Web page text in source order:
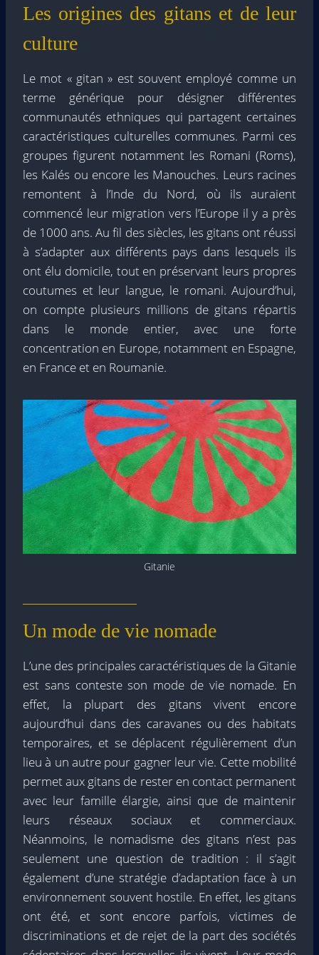
Les origines des gitans et de leur
culture
Le mot « gitan » est souvent employé comme un
terme générique pour désigner différentes
communautés ethniques qui partagent certaines
caractéristiques culturelles communes. Parmi ces
groupes figurent notamment les Romani (Roms),
les Kalés ou encore les Manouches. Leurs racines
remontent à l’Inde du Nord, où ils auraient
commencé leur migration vers l’Europe il y a près
de 1000 ans. Au fil des siècles, les gitans ont réussi
à s’adapter aux différents pays dans lesquels ils
ont élu domicile, tout en préservant leurs propres
coutumes et leur langue, le romani. Aujourd’hui,
on compte plusieurs millions de gitans répartis
dans le monde entier, avec une forte
concentration en Europe, notamment en Espagne,
en France et en Roumanie.
Gitanie
Un mode de vie nomade
L’une des principales caractéristiques de la Gitanie
est sans conteste son mode de vie nomade. En
effet, la plupart des gitans vivent encore
aujourd’hui dans des caravanes ou des habitats
temporaires, et se déplacent régulièrement d’un
lieu à un autre pour gagner leur vie. Cette mobilité
permet aux gitans de rester en contact permanent
avec leur famille élargie, ainsi que de maintenir
leurs réseaux sociaux et commerciaux.
Néanmoins, le nomadisme des gitans n’est pas
seulement une question de tradition : il s’agit
également d’une stratégie d’adaptation face à un
environnement souvent hostile. En effet, les gitans
ont été, et sont encore parfois, victimes de
discriminations et de rejet de la part des sociétés